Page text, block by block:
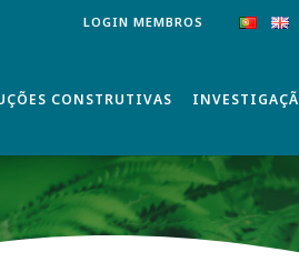
LOGIN MEMBROS
CONSTRUTIVAS